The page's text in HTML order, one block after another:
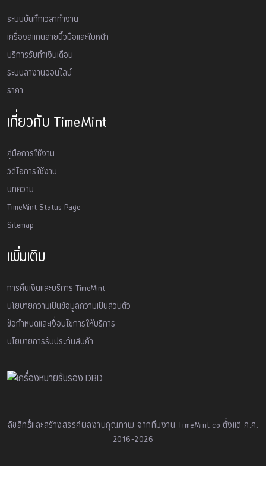
ระบบบันทึกเวลาทำงาน
เครื่องสเเกนลายนิ้วมือและใบหน้า
บริการรับทำเงินเดือน
ระบบลางานออนไลน์
ราคา
เกี่ยวกับ TimeMint
คู่มือการใช้งาน
วิดีโอการใช้งาน
บทความ
TimeMint Status Page
Sitemap
เพิ่มเติม
การคืนเงินและบริการ TimeMint
นโยบายความเป็นข้อมูลความเป็นส่วนตัว
ข้อกำหนดและเงื่อนไขการให้บริการ
นโยบายการรับประกันสินค้า
ลิขสิทธิ์และสร้างสรรค์ผลงานคุณภาพ จากทีมงาน TimeMint.co ตั้งแต่ ค.ศ.
2016-2026